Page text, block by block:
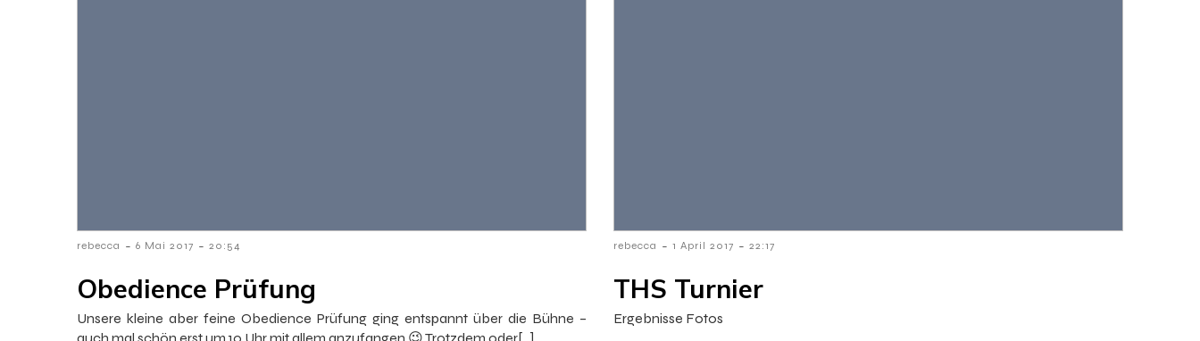
rebecca - 6 Mai 2017 - 20:54
Obedience Prüfung
Unsere kleine aber feine Obedience Prüfung ging entspannt über die Bühne –
auch mal schön erst um 10 Uhr mit allem anzufangen 😉 Trotzdem oder[…]
rebecca - 1 April 2017 - 22:17
THS Turnier
Ergebnisse Fotos